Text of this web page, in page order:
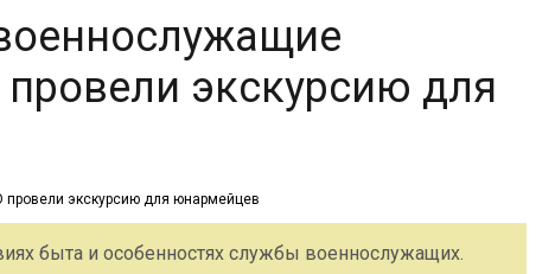
экскурсию для
быта и особенностях службы военнослужащих.